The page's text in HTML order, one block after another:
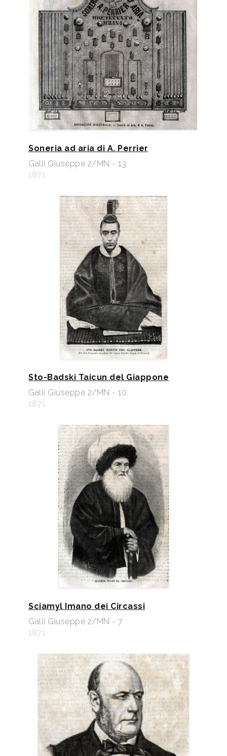
Soneria ad aria di A. Perrier
Galli Giuseppe 2/MN - 13
1871
Sto-Badski Taicun del Giappone
Galli Giuseppe 2/MN - 10
1871
Sciamyl Imano dei Circassi
Galli Giuseppe 2/MN - 7
1871